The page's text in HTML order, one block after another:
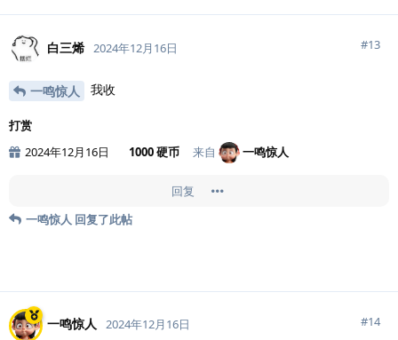
白三烯 2024年12月16日 #13
一鸣惊人 我收
打赏
2024年12月16日
1000 硬币 来自 一鸣惊人
回复
一鸣惊人 回复了此帖
一鸣惊人 2024年12月16日 #14